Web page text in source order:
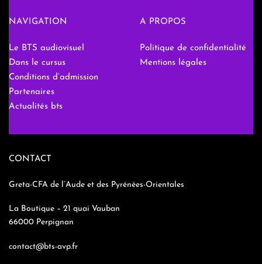
NAVIGATION
Le BTS audiovisuel
Dans le cursus
Conditions d’admission
Partenaires
Actualités bts
A PROPOS
Politique de confidentialité
Mentions légales
CONTACT
Greta-CFA de l’Aude et des Pyrénées-Orientales
La Boutique – 21 quai Vauban
66000 Perpignan
contact@bts-avp.fr